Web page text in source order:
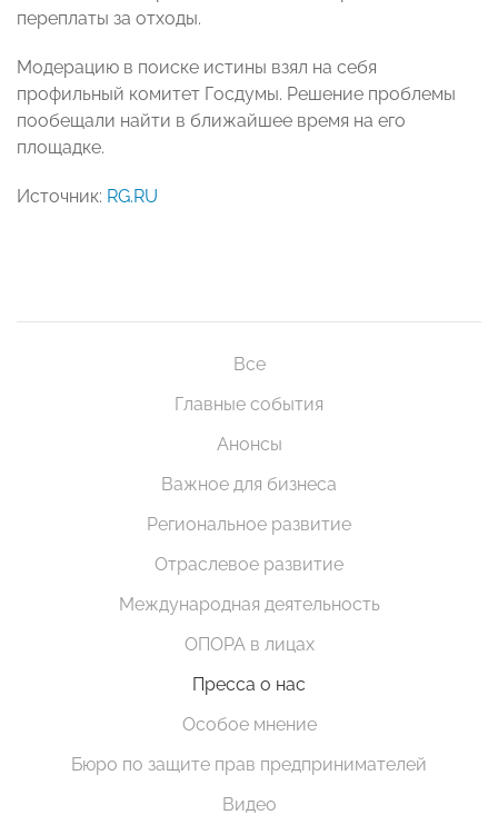
переплаты за отходы.
Модерацию в поиске истины взял на себя
профильный комитет Госдумы. Решение проблемы
пообещали найти в ближайшее время на его
площадке.
Источник: RG.RU
Все
Главные события
Анонсы
Важное для бизнеса
Региональное развитие
Отраслевое развитие
Международная деятельность
ОПОРА в лицах
Пресса о нас
Особое мнение
Бюро по защите прав предпринимателей
Видео